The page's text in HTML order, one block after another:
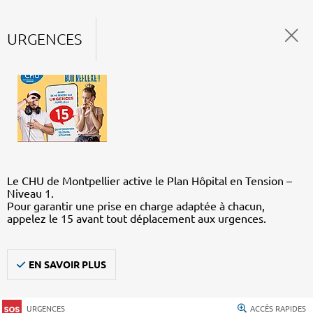
URGENCES
Le CHU de Montpellier active le Plan Hôpital en Tension –
Niveau 1.
Pour garantir une prise en charge adaptée à chacun,
appelez le 15 avant tout déplacement aux urgences.
EN SAVOIR PLUS
URGENCES ACCÈS RAPIDES